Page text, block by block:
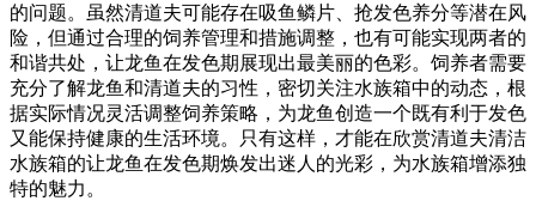
的问题。虽然清道夫可能存在吸鱼鳞片、抢发色养分等潜在风
险，但通过合理的饲养管理和措施调整，也有可能实现两者的
和谐共处，让龙鱼在发色期展现出最美丽的色彩。饲养者需要
充分了解龙鱼和清道夫的习性，密切关注水族箱中的动态，根
据实际情况灵活调整饲养策略，为龙鱼创造一个既有利于发色
又能保持健康的生活环境。只有这样，才能在欣赏清道夫清洁
水族箱的让龙鱼在发色期焕发出迷人的光彩，为水族箱增添独
特的魅力。